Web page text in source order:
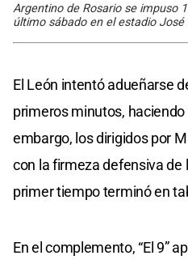
Argentino de Rosario se impuso
último sábado en el estadio
El León intentó adueñarse
primeros minutos, haciendo
embargo, los dirigidos por
con la firmeza defensiva de
primer tiempo terminó en
En el complemento, “El 9”